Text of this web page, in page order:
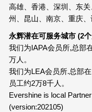
高雄、香港、深圳、东
州、昆山、南京、重庆、
永辉潜在可服务城市 (2个
我们为IAPA会员所,总部
万人。
我们为LEA会员所.总部
员工约2万8千人。
Evershine is local
(version:202105)